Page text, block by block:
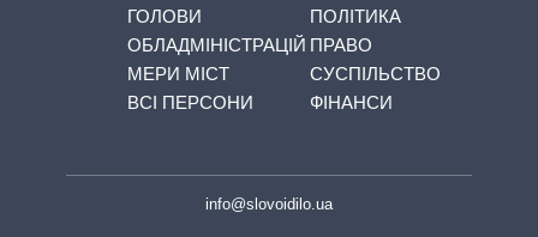
ГОЛОВИ
ОБЛАДМІНІСТРАЦІЙ
МЕРИ МІСТ
ВСІ ПЕРСОНИ
ПОЛІТИКА
ПРАВО
СУСПІЛЬСТВО
ФІНАНСИ
info@slovoidilo.ua